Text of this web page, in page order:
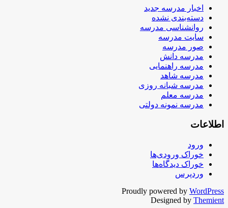
اخبار مدرسه جدید
دسته‌بندی نشده
روانشناسی مدرسه
سایت مدرسه
صور مدرسه
مدرسه دانش
مدرسه راهنمایی
مدرسه شاهد
مدرسه شبانه روزی
مدرسه معلم
مدرسه نمونه دولتی
اطلاعات
ورود
خوراک ورودی‌ها
خوراک دیدگاه‌ها
وردپرس
Proudly powered by WordPress
Designed by Themient